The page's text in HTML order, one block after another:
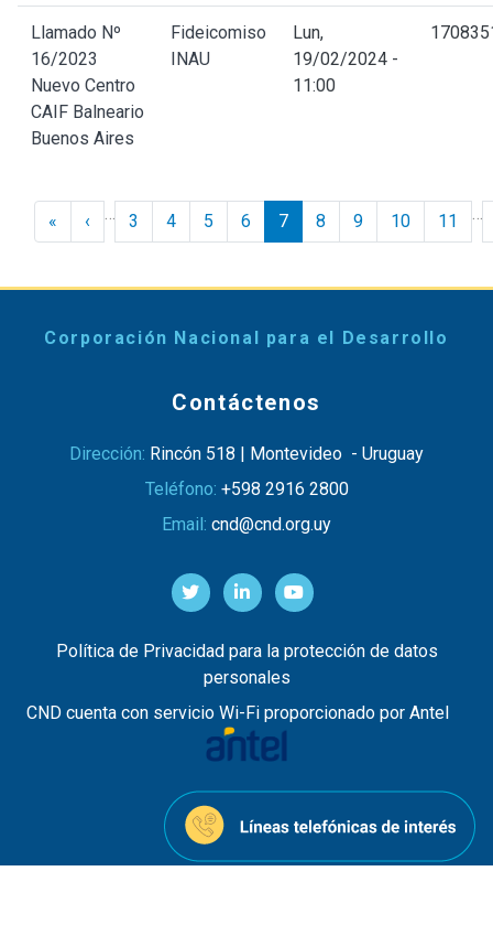
Llamado Nº
16/2023
Nuevo Centro
CAIF Balneario
Buenos Aires
Fideicomiso
INAU
Lun,
19/02/2024 -
11:00
Paginación
« « Inicio
‹ ‹ Anterior
… 3 4 5 6 7 8 9 10 11 …
Corporación Nacional para el Desarrollo
Contáctenos
Dirección: Rincón 518 | Montevideo - Uruguay
Teléfono: +598 2916 2800
Email: cnd@cnd.org.uy
Política de Privacidad para la protección de datos
personales
CND cuenta con servicio Wi-Fi proporcionado por Antel